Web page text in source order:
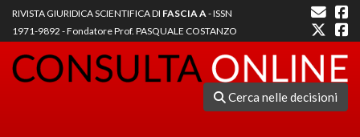
RIVISTA GIURIDICA SCIENTIFICA DI FASCIA A- ISSN
1971-9892 - Fondatore Prof. PASQUALE COSTANZO
Cerca nelle decisioni